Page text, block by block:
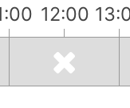
12:00